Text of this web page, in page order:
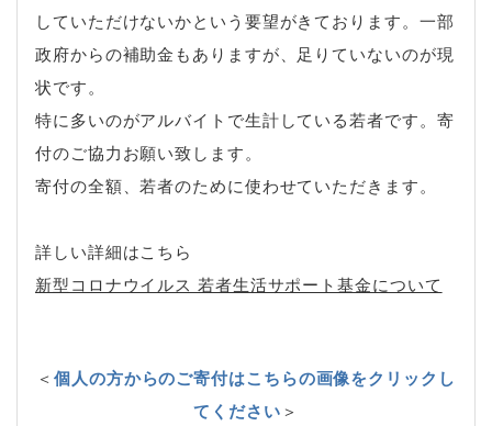
していただけないかという要望がきております。一部
政府からの補助金もありますが、足りていないのが現
状です。
特に多いのがアルバイトで生計している若者です。寄
付のご協力お願い致します。
寄付の全額、若者のために使わせていただきます。
詳しい詳細はこちら
新型コロナウイルス 若者生活サポート基金について
＜個人の方からのご寄付はこちらの画像をクリックし
てください＞